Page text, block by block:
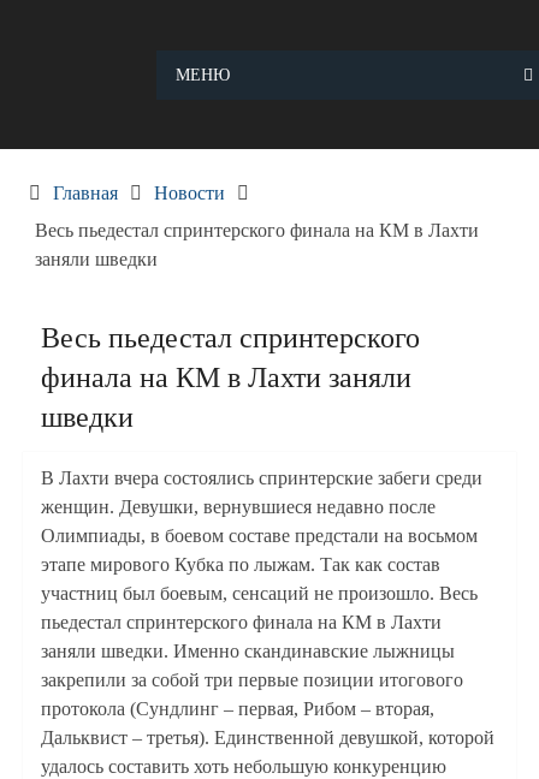
МЕНЮ
Главная
Новости
Весь пьедестал спринтерского финала на КМ в Лахти
заняли шведки
Весь пьедестал спринтерского
финала на КМ в Лахти заняли
шведки
В Лахти вчера состоялись спринтерские забеги среди
женщин. Девушки, вернувшиеся недавно после
Олимпиады, в боевом составе предстали на восьмом
этапе мирового Кубка по лыжам. Так как состав
участниц был боевым, сенсаций не произошло. Весь
пьедестал спринтерского финала на КМ в Лахти
заняли шведки. Именно скандинавские лыжницы
закрепили за собой три первые позиции итогового
протокола (Сундлинг – первая, Рибом – вторая,
Дальквист – третья). Единственной девушкой, которой
удалось составить хоть небольшую конкуренцию